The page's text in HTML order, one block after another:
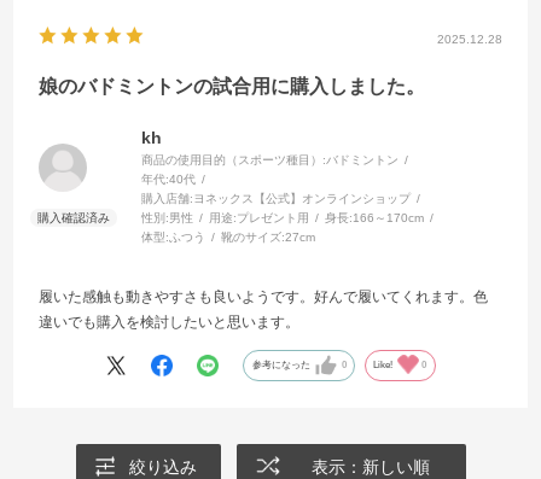
2025.12.28
娘のバドミントンの試合用に購入しました。
kh
商品の使用目的（スポーツ種目）:バドミントン
年代:40代
購入店舗: ヨネックス【公式】オンラインショップ
性別:男性 用途:プレゼント用 身長:166～170cm
体型: ふつう 靴のサイズ:27cm
履いた感触も動きやすさも良いようです。好んで履いてくれます。色
違いでも購入を検討したいと思います。
参考になった 0 Like! 0
絞り込み 表示：新しい順